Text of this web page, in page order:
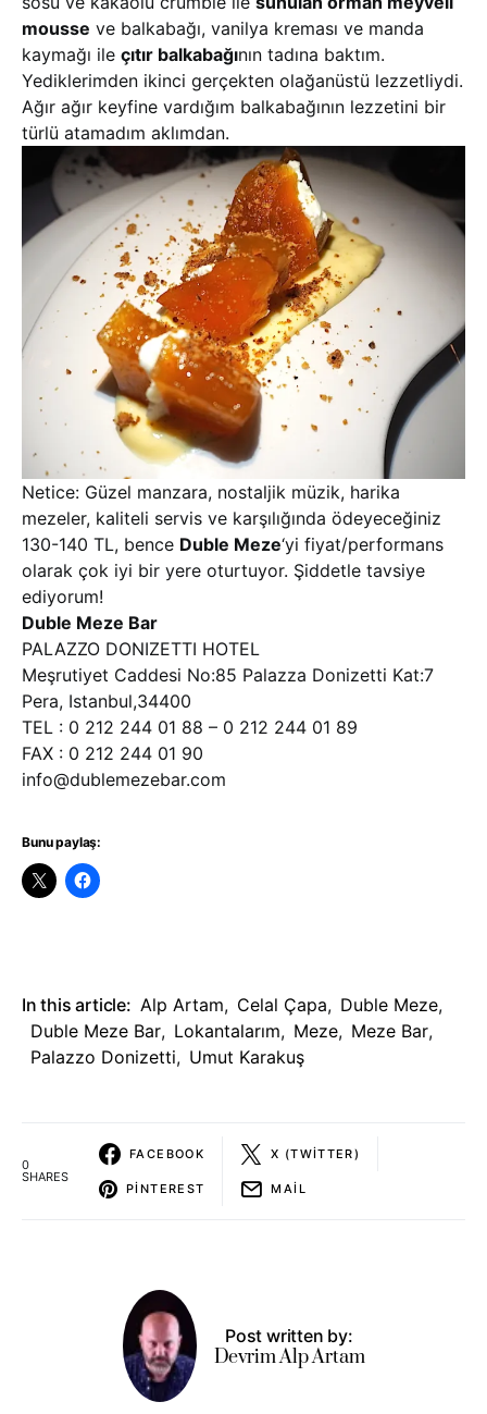
mousse ve balkabağı, vanilya kreması ve manda
kaymağı ile çıtır balkabağının tadına baktım.
Yediklerimden ikinci gerçekten olağanüstü lezzetliydi.
Ağır ağır keyfine vardığım balkabağının lezzetini bir
türlü atamadım aklımdan.
Netice: Güzel manzara, nostaljik müzik, harika
mezeler, kaliteli servis ve karşılığında ödeyeceğiniz
130-140 TL, bence Duble Meze‘yi fiyat/performans
olarak çok iyi bir yere oturtuyor. Şiddetle tavsiye
ediyorum!
Duble Meze Bar
PALAZZO DONIZETTI HOTEL
Meşrutiyet Caddesi No:85 Palazza Donizetti Kat:7
Pera, Istanbul,34400
TEL : 0 212 244 01 88 – 0 212 244 01 89
FAX : 0 212 244 01 90
info@dublemezebar.com
Bunu paylaş:
In this article: Alp Artam, Celal Çapa, Duble Meze,
Duble Meze Bar, Lokantalarım, Meze, Meze Bar,
Palazzo Donizetti, Umut Karakuş
0
SHARES
FACEBOOK X (TWITTER)
PINTEREST MAIL
Post written by:
Devrim Alp Artam